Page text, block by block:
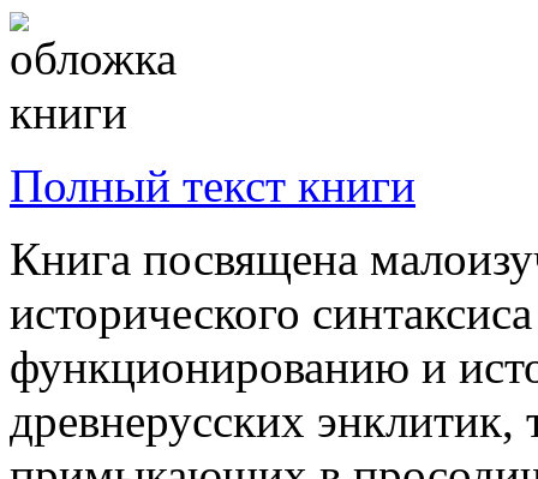
Полный текст книги
Книга посвящена
исторического
функционированию и
древнерусских энклитик,